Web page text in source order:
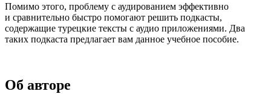
Помимо этого, проблему с аудированием эффективно
и сравнительно быстро помогают решить подкасты,
содержащие турецкие тексты с аудио приложениями. Два
таких подкаста предлагает вам данное учебное пособие.
Об авторе